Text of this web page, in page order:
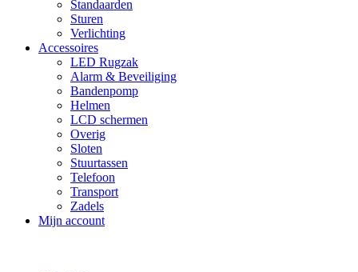
Standaarden
Sturen
Verlichting
Accessoires
LED Rugzak
Alarm & Beveiliging
Bandenpomp
Helmen
LCD schermen
Overig
Sloten
Stuurtassen
Telefoon
Transport
Zadels
Mijn account